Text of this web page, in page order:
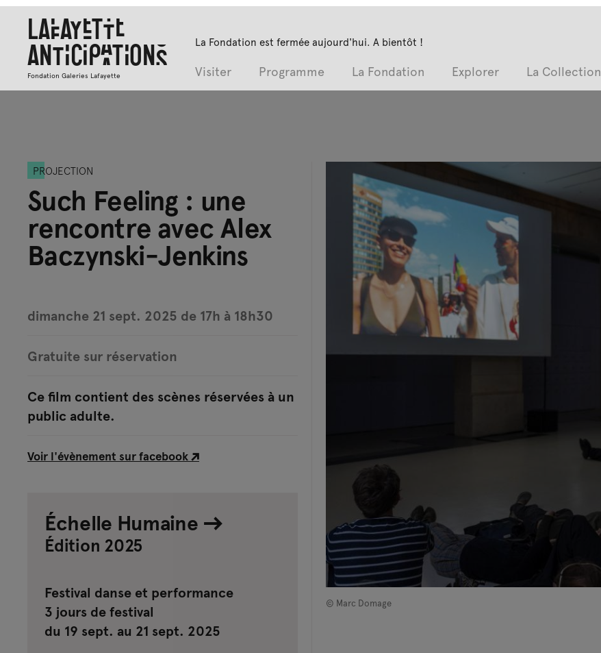
Lafayette
Anticipations
Fondation Galeries Lafayette
La Fondation est fermée aujourd'hui. A bientôt !
Visiter Programme La Fondation Explorer La Collection
PROJECTION
Such Feeling : une
rencontre avec Alex
Baczynski-Jenkins
dimanche 21 sept. 2025 de 17h à 18h30
Gratuite sur réservation
Ce film contient des scènes réservées à un
public adulte.
Voir l'évènement sur facebook
Échelle Humaine
Édition 2025
Festival danse et performance
3 jours de festival
du 19 sept. au 21 sept. 2025
© Marc Domage